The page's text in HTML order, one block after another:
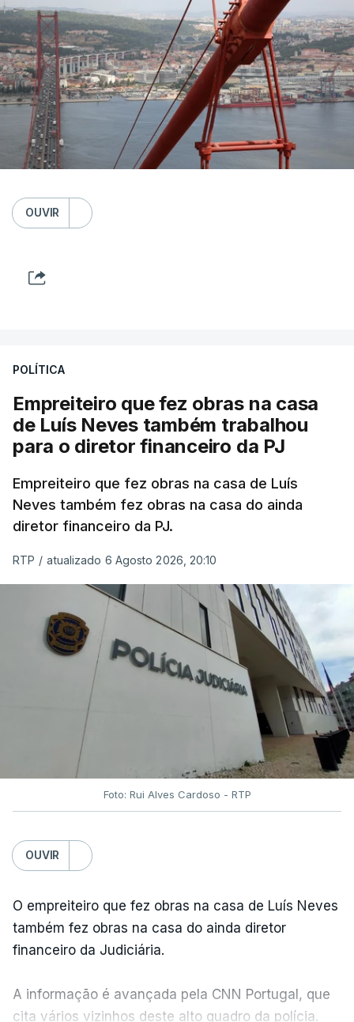
OUVIR
POLÍTICA
Empreiteiro que fez obras na casa
de Luís Neves também trabalhou
para o diretor financeiro da PJ
Empreiteiro que fez obras na casa de Luís
Neves também fez obras na casa do ainda
diretor financeiro da PJ.
RTP / atualizado 6 Agosto 2026, 20:10
Foto: Rui Alves Cardoso - RTP
OUVIR
O empreiteiro que fez obras na casa de Luís Neves
também fez obras na casa do ainda diretor
financeiro da Judiciária.
A informação é avançada pela CNN Portugal, que
cita vários vizinhos deste alto quadro da polícia.